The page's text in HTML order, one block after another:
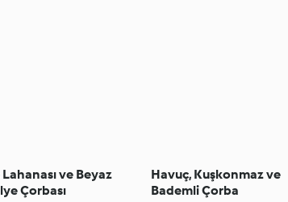
ve Beyaz
Çorbası
Havuç, Kuşkonmaz ve
Bademli Çorba